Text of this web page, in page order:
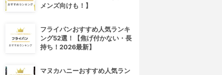
メンズ向けも！】
フライパンおすすめ人気ランキ
ング52選！【焦げ付かない・長
持ち！2026最新】
マヌカハニーおすすめ人気ラン